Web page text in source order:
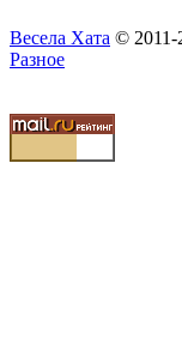
Весела Хата © 2011-
Разное